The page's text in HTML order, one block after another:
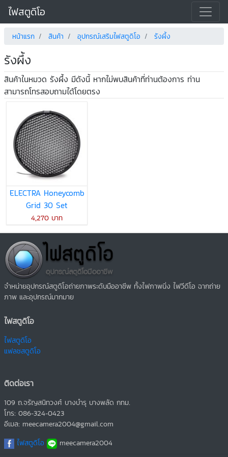
ไฟสตูดิโอ
หน้าแรก สินค้า อุปกรณ์เสริมไฟสตูดิโอ รังผึ้ง
รังผึ้ง
สินค้าในหมวด รังผึ้ง มีดังนี้ หากไม่พบสินค้าที่ท่านต้องการ ท่าน
สามารถโทรสอบถามได้โดยตรง
ELECTRA Honeycomb
Grid 30 Set
4,270 บาท
จำหน่ายอุปกรณ์สตูดิโอถ่ายภาพระดับมืออาชีพ ทั้งไฟภาพนิ่ง ไฟวีดีโอ ฉากถ่าย
ภาพ และอุปกรณ์มากมาย
ไฟสตูดิโอ
ไฟสตูดิโอ
แฟลชสตูดิโอ
ติดต่อเรา
109 ถ.จรัญสนิทวงศ์ บางบำรุ บางพลัด กทม.
โทร: 086-324-0423
อีเมล: meecamera2004@gmail.com
ไฟสตูดิโอ
meecamera2004